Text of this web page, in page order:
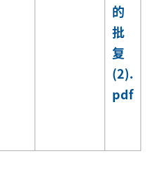
的
批
复
(2).
pdf